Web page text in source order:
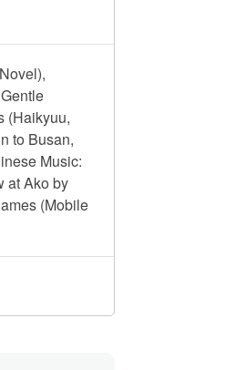
(Haikyuu,
to Busan,
Music:
at Ako by
(Mobile